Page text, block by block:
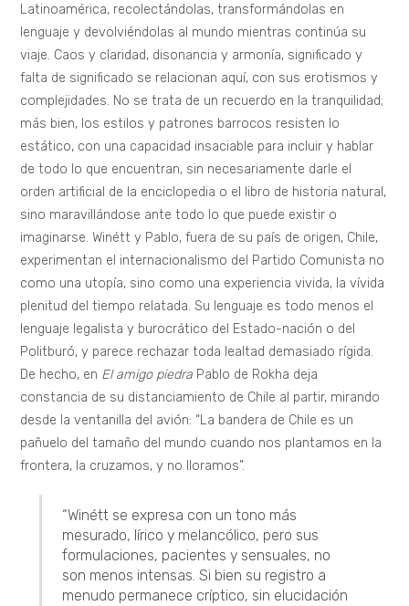
Latinoamérica, recolectándolas, transformándolas en
lenguaje y devolviéndolas al mundo mientras continúa su
viaje. Caos y claridad, disonancia y armonía, significado y
falta de significado se relacionan aquí, con sus erotismos y
complejidades. No se trata de un recuerdo en la tranquilidad;
más bien, los estilos y patrones barrocos resisten lo
estático, con una capacidad insaciable para incluir y hablar
de todo lo que encuentran, sin necesariamente darle el
orden artificial de la enciclopedia o el libro de historia natural,
sino maravillándose ante todo lo que puede existir o
imaginarse. Winétt y Pablo, fuera de su país de origen, Chile,
experimentan el internacionalismo del Partido Comunista no
como una utopía, sino como una experiencia vivida, la vívida
plenitud del tiempo relatada. Su lenguaje es todo menos el
lenguaje legalista y burocrático del Estado-nación o del
Politburó, y parece rechazar toda lealtad demasiado rígida.
De hecho, en El amigo piedra Pablo de Rokha deja
constancia de su distanciamiento de Chile al partir, mirando
desde la ventanilla del avión: “La bandera de Chile es un
pañuelo del tamaño del mundo cuando nos plantamos en la
frontera, la cruzamos, y no lloramos”.
“Winétt se expresa con un tono más
mesurado, lírico y melancólico, pero sus
formulaciones, pacientes y sensuales, no
son menos intensas. Si bien su registro a
menudo permanece críptico, sin elucidación